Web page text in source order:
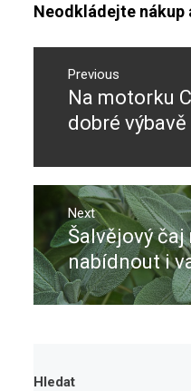
Neodkládejte nákup
Navigace
příspěvek
Previous
Previous
post:
Na motorku
dobré výbavě
Next
Next
post:
Šalvějový čaj
nabídnout i
Hledat